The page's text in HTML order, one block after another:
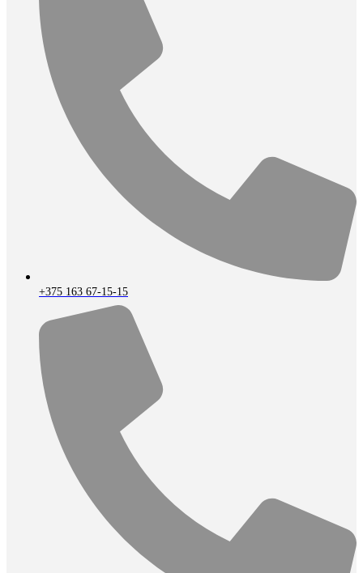
+375 163 67-15-15